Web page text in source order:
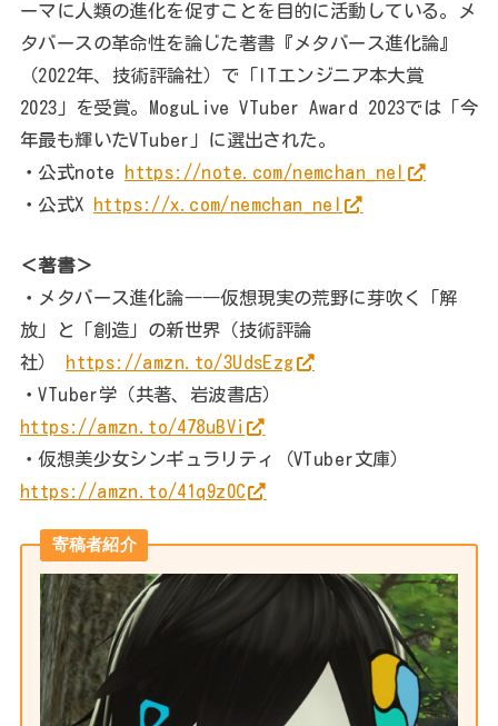
ーマに人類の進化を促すことを目的に活動している。メ
タバースの革命性を論じた著書『メタバース進化論』
（2022年、技術評論社）で「ITエンジニア本大賞
2023」を受賞。MoguLive VTuber Award 2023では「今
年最も輝いたVTuber」に選出された。
・公式note https://note.com/nemchan_nel
・公式X https://x.com/nemchan_nel
＜著書＞
・メタバース進化論――仮想現実の荒野に芽吹く「解
放」と「創造」の新世界（技術評論
社）
https://amzn.to/3UdsEzg
・VTuber学（共著、岩波書店）
https://amzn.to/478uBVi
・仮想美少女シンギュラリティ（VTuber文庫）
https://amzn.to/41q9z0C
寄稿者紹介